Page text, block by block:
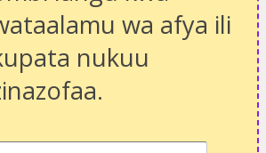
wa afya ili
nukuu